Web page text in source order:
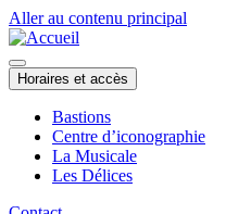
Aller au contenu principal
Horaires et accès
Bastions
Centre d’iconographie
La Musicale
Les Délices